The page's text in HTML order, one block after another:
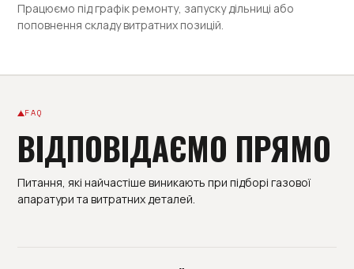
Працюємо під графік ремонту, запуску дільниці або
поповнення складу витратних позицій.
FAQ
ВІДПОВІДАЄМО ПРЯМО
Питання, які найчастіше виникають при підборі газової
апаратури та витратних деталей.